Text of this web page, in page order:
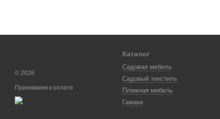
© 2026
Принимаем к оплате
Каталог
Садовая мебель
Садовый текстиль
Пляжная мебель
Гамаки